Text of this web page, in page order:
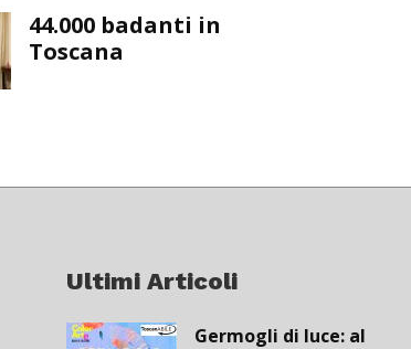
44.000 badanti in
Toscana
Ultimi Articoli
Germogli di luce: al